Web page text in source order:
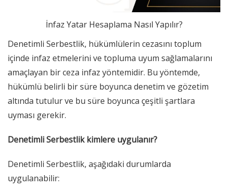
İnfaz Yatar Hesaplama Nasıl Yapılır?
Denetimli Serbestlik, hükümlülerin cezasını toplum
içinde infaz etmelerini ve topluma uyum sağlamalarını
amaçlayan bir ceza infaz yöntemidir. Bu yöntemde,
hükümlü belirli bir süre boyunca denetim ve gözetim
altında tutulur ve bu süre boyunca çeşitli şartlara
uyması gerekir.
Denetimli Serbestlik kimlere uygulanır?
Denetimli Serbestlik, aşağıdaki durumlarda
uygulanabilir: